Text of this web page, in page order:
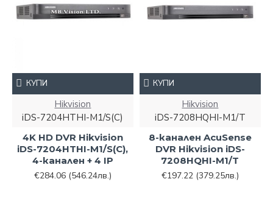
Hikvision
iDS-7204HTHI-M1/S(C)
4K HD DVR Hikvision
iDS-7204HTHI-M1/S(C),
4-канален + 4 IP
€284.06 (546.24лв.)
КУПИ
Hikvision
iDS-7208HQHI-M1/T
8-канален AcuSense
DVR Hikvision iDS-
7208HQHI-M1/T
€197.22 (379.25лв.)
КУПИ